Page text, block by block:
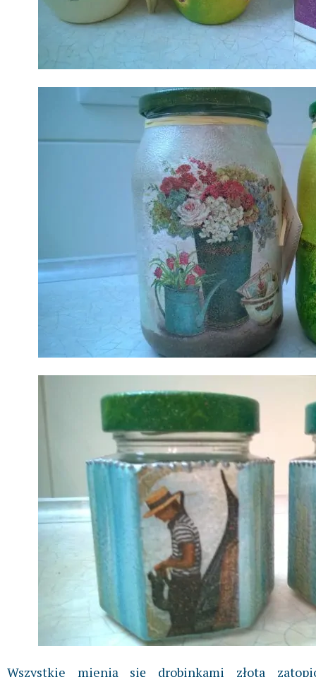
Wszystkie mienią się drobinkami złota